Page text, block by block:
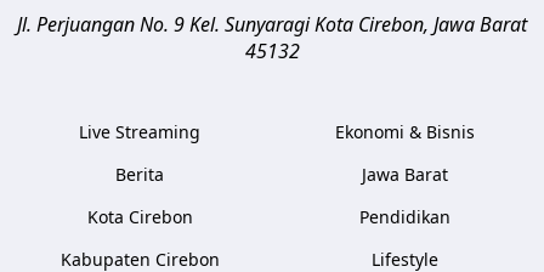
Jl. Perjuangan No. 9 Kel. SunyaragiKota Cirebon, Jawa Barat
45132
Live Streaming
Berita
Kota Cirebon
Kabupaten Cirebon
Ekonomi & Bisnis
Jawa Barat
Pendidikan
Lifestyle